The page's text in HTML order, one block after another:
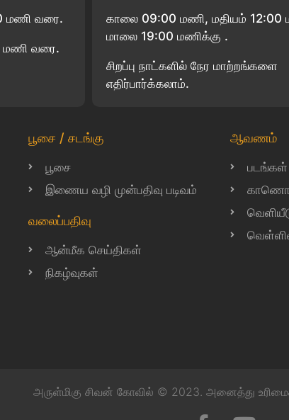
மணி வரை.
மணி வரை.
காலை 09:00 மணி, மதியம் 12:00
மாலை 19:00 மணிக்கு .
சிறப்பு நாட்களில் நேர மாற்றங்களை
எதிர்பார்க்கலாம்.
பூசை / சடங்கு
பூசை
இணைய வழி முன்பதிவு படிவம்
வலைப்பதிவு
ஆன்மீக செய்திகள்
நிகழ்வுகள்
ஆவணம்
படங்கள்
அருள்மிகு சிவன் கோவில் © 2023. அனைத்து